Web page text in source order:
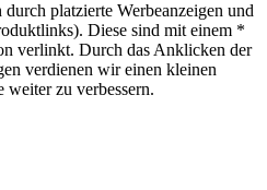
platzierte Werbeanzeigen und
Diese sind mit einem *
verlinkt. Durch das Anklicken der
verdienen wir einen kleinen
weiter zu verbessern.